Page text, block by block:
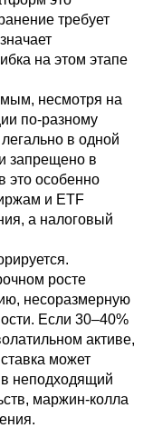
требует
на этом этапе
несмотря на
по-разному
в одной
запрещено в
это особенно
и ETF
а налоговый
росте
несоразмерную
Если 30–40%
активе,
может
неподходящий
маржин-колла